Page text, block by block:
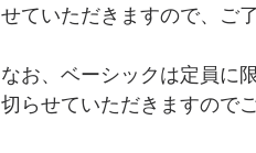
せていただきますので、ご
なお、ベーシックは定員に
切らせていただきますので